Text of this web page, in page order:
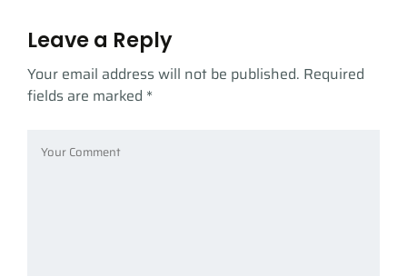
Leave a Reply
Your email address will not be published. Required
fields are marked *